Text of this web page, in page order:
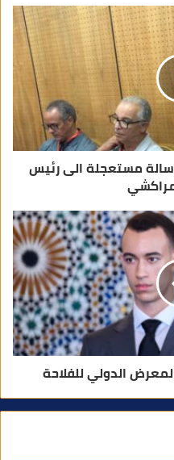
مستعجلة الى رئيس
الدولي للفلاحة